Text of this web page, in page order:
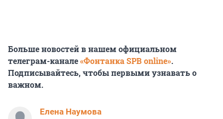
Больше новостей в нашем официальном
телеграм-канале«Фонтанка SPB online».
Подписывайтесь, чтобы первыми узнавать о
важном.
Елена Наумова